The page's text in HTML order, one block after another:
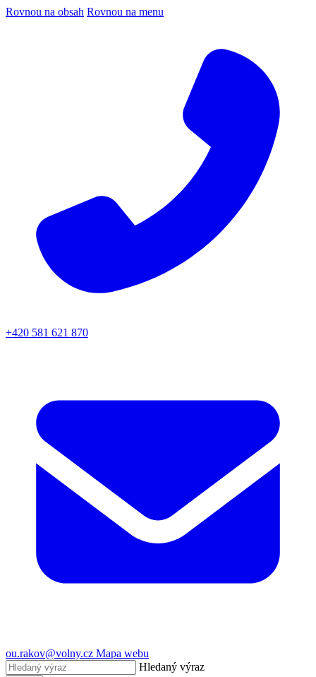
Rovnou na obsah Rovnou na menu
+420 581 621 870
ou.rakov@volny.cz Mapa webu
Hledaný výraz